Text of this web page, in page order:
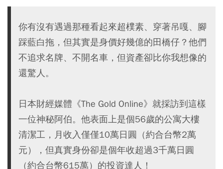
你有沒有遇過那種看起來超樸素、穿著吊嘎、腳
踩藍白拖，但其實是身價好幾億的田橋仔？他們
不追求名牌、不開名車，但資產卻比你我想像的
還驚人。
日本財經媒體《The Gold Online》就採訪到這樣
一位神秘阿伯。他表面上是個56歲的公寓大樓
清潔工，月收入僅僅10萬日圓（約合台幣2萬
元），但真實身份卻是個年收超過3千萬日圓
（約合台幣615萬）的投資達人！